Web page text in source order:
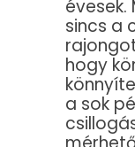
sincs a
hogy
a sok